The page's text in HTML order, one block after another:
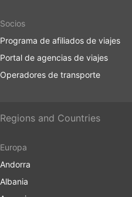
Socios
Programa de afiliados de viajes
Portal de agencias de viajes
Operadores de transporte
Regions and Countries
Europa
Andorra
Albania